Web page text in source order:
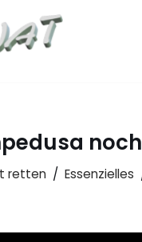
retten Essenzielles